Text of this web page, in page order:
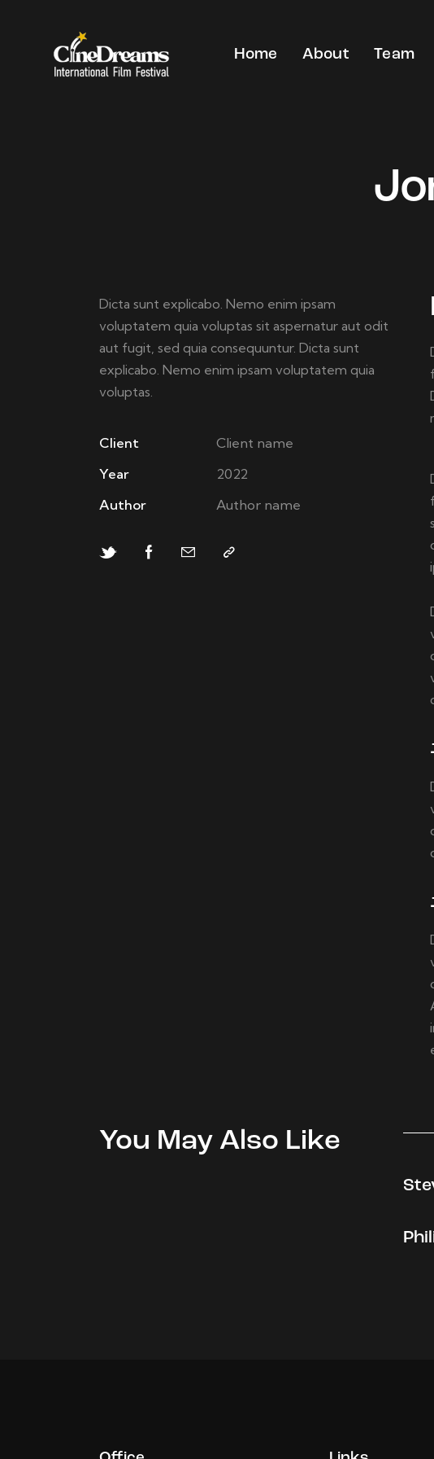
Home About Team
Dicta sunt explicabo. Nemo enim ipsam
voluptatem quia voluptas sit aspernatur aut odit
aut fugit, sed quia consequuntur. Dicta sunt
explicabo. Nemo enim ipsam voluptatem quia
voluptas.
Client
Client name
Year
2022
Author
Author name
You May Also Like